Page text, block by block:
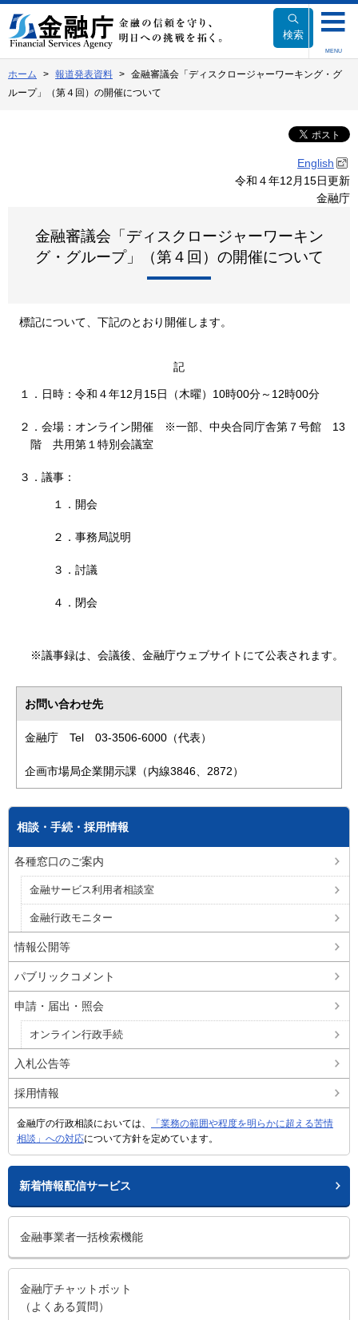
文
へ
動
検索
MENU
ホーム 報道発表資料
金融審議会「ディスクロージャーワーキング・グ
ループ」（第４回）の開催について
English
令和４年12月15日更新
金融庁
金融審議会「ディスクロージャーワーキン
グ・グループ」（第４回）の開催について
標記について、下記のとおり開催します。
記
１．日時：令和４年12月15日（木曜）10時00分～12時00分
２．会場：オンライン開催 ※一部、中央合同庁舎第７号館 13
階 共用第１特別会議室
３．議事：
１．開会
２．事務局説明
３．討議
４．閉会
※議事録は、会議後、金融庁ウェブサイトにて公表されます。
お問い合わせ先
金融庁 Tel 03-3506-6000（代表）
企画市場局企業開示課（内線3846、2872）
相談・手続・採用情報
各種窓口のご案内
金融サービス利用者相談室
金融行政モニター
情報公開等
パブリックコメント
申請・届出・照会
オンライン行政手続
入札公告等
採用情報
金融庁の行政相談においては、
「業務の範囲や程度を明らかに超える苦情
相談」への対応について方針を定めています。
新着情報配信サービス
金融事業者一括検索機能
金融庁チャットボット
（よくある質問）